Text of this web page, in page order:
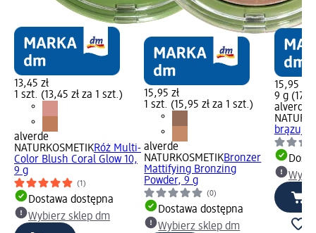
13,45 zł
1 szt. (13,45 zł za 1 szt.)
alverde
NATURKOSMETIKRóż Multi-
Color Blush Coral Glow 10,
9 g
(1)
Dostawa dostępna
Wybierz sklep dm
15,95 zł
1 szt. (15,95 zł za 1 szt.)
alverde
NATURKOSMETIKBronzer
Mattifying Bronzing
Powder, 9 g
(0)
Dostawa dostępna
Wybierz sklep dm
15,95 zł
9 g
alverde